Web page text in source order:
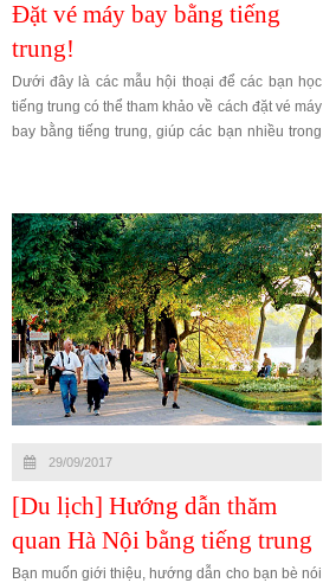
Đặt vé máy bay bằng tiếng
trung!
Dưới đây là các mẫu hội thoại để các bạn học
tiếng trung có thể tham khảo về cách đặt vé máy
bay bằng tiếng trung, giúp các bạn nhiều trong
29/09/2017
[Du lịch] Hướng dẫn thăm
quan Hà Nội bằng tiếng trung
Bạn muốn giới thiệu, hướng dẫn cho bạn bè nói